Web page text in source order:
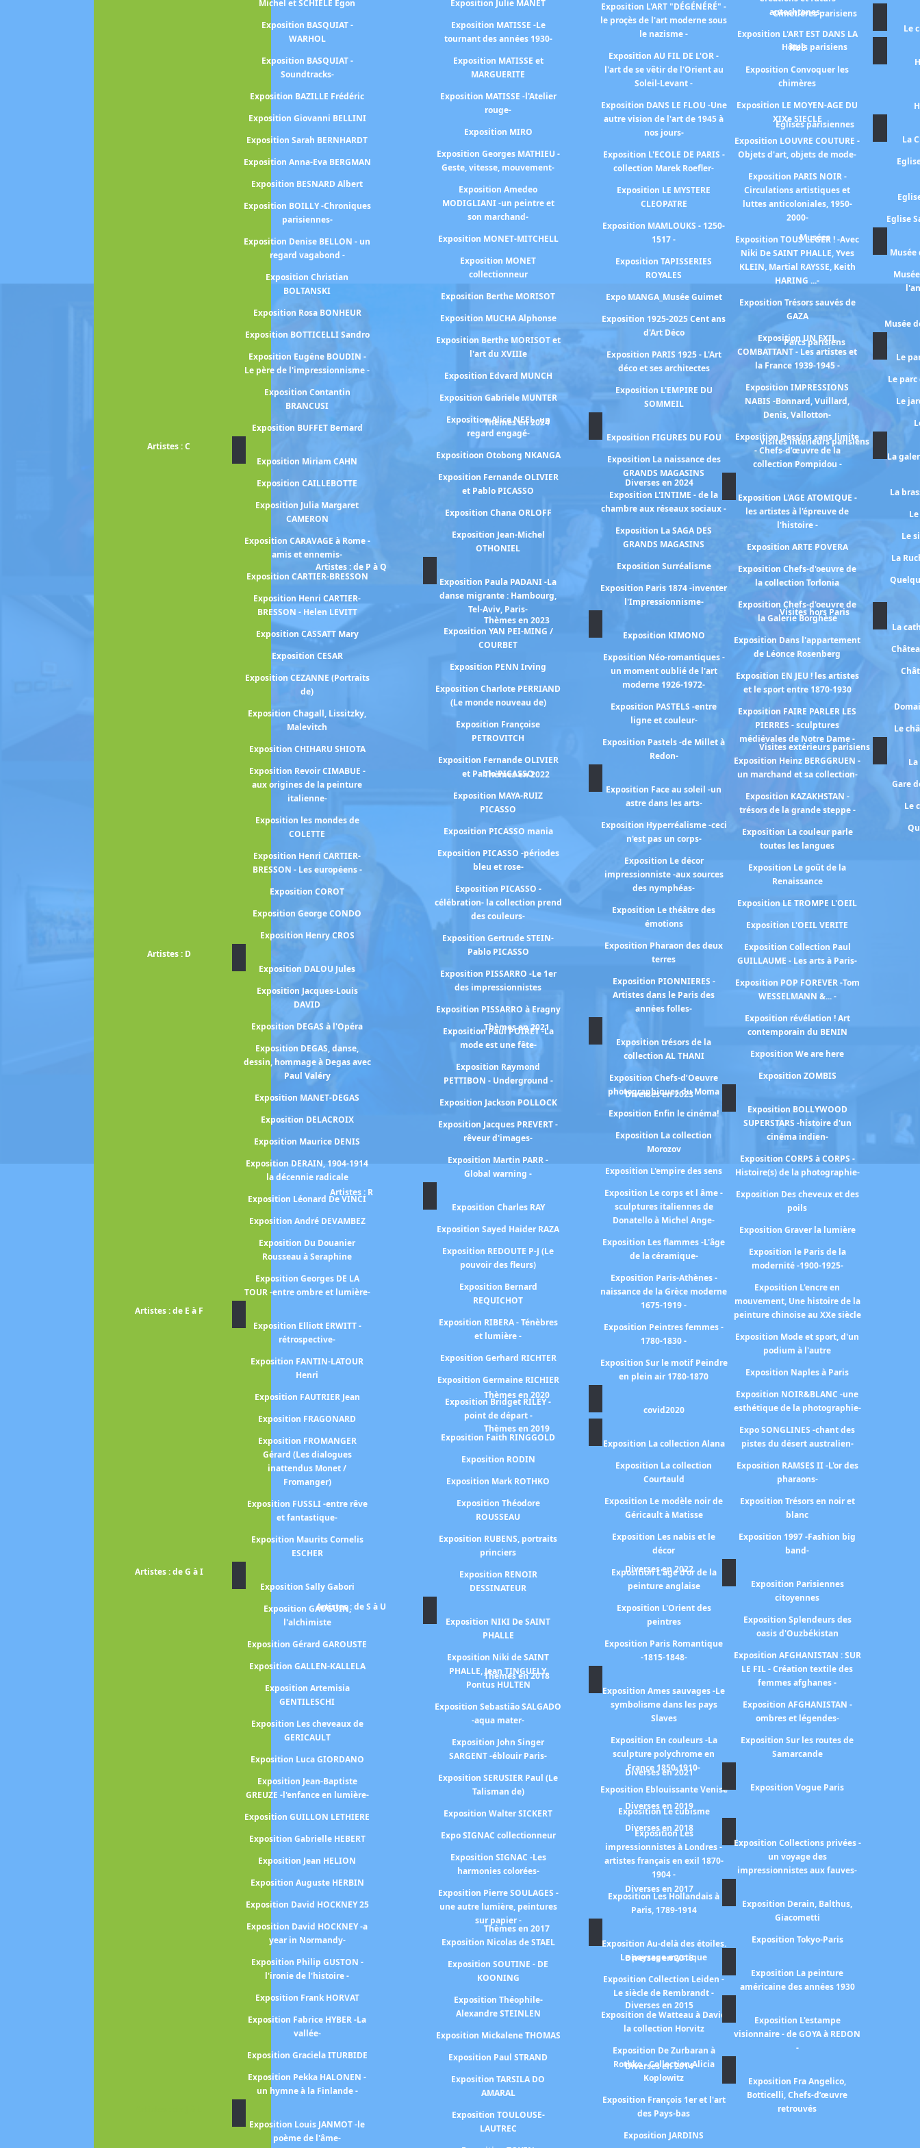
Michel et SCHIELE Egon
Exposition BASQUIAT -
WARHOL
Exposition BASQUIAT -
Soundtracks-
Exposition BAZILLE Frédéric
Exposition Giovanni BELLINI
Exposition Sarah BERNHARDT
Exposition Anna-Eva BERGMAN
Exposition BESNARD Albert
Exposition BOILLY -Chroniques
parisiennes-
Exposition Denise BELLON - un
regard vagabond -
Exposition Christian
BOLTANSKI
Exposition Rosa BONHEUR
Exposition BOTTICELLI Sandro
Exposition Eugéne BOUDIN -
Le père de l'impressionnisme -
Exposition Contantin
BRANCUSI
Exposition BUFFET Bernard
Artistes : C
Exposition Miriam CAHN
Exposition CAILLEBOTTE
Exposition Julia Margaret
CAMERON
Exposition CARAVAGE à Rome -
amis et ennemis-
Exposition CARTIER-BRESSON
Exposition Henri CARTIER-
BRESSON - Helen LEVITT
Exposition CASSATT Mary
Exposition CESAR
Exposition CEZANNE (Portraits
de)
Exposition Chagall, Lissitzky,
Malevitch
Exposition CHIHARU SHIOTA
Exposition Revoir CIMABUE -
aux origines de la peinture
italienne-
Exposition les mondes de
COLETTE
Exposition Henri CARTIER-
BRESSON - Les européens -
Exposition COROT
Exposition George CONDO
Exposition Henry CROS
Artistes : D
Exposition DALOU Jules
Exposition Jacques-Louis
DAVID
Exposition DEGAS à l'Opéra
Exposition DEGAS, danse,
dessin, hommage à Degas avec
Paul Valéry
Exposition MANET-DEGAS
Exposition DELACROIX
Exposition Maurice DENIS
Exposition DERAIN, 1904-1914
la décennie radicale
Exposition Léonard De VINCI
Exposition André DEVAMBEZ
Exposition Du Douanier
Rousseau à Seraphine
Exposition Georges DE LA
TOUR -entre ombre et lumière-
Artistes : de E à F
Exposition Elliott ERWITT -
rétrospective-
Exposition FANTIN-LATOUR
Henri
Exposition FAUTRIER Jean
Exposition FRAGONARD
Exposition FROMANGER
Gérard (Les dialogues
inattendus Monet /
Fromanger)
Exposition FUSSLI -entre rêve
et fantastique-
Exposition Maurits Cornelis
ESCHER
Artistes : de G à I
Exposition Sally Gabori
Exposition GAUGUIN,
l'alchimiste
Exposition Gérard GAROUSTE
Exposition GALLEN-KALLELA
Exposition Artemisia
GENTILESCHI
Exposition Les cheveaux de
GERICAULT
Exposition Luca GIORDANO
Exposition Jean-Baptiste
GREUZE -l'enfance en lumière-
Exposition GUILLON LETHIERE
Exposition Gabrielle HEBERT
Exposition Jean HELION
Exposition Auguste HERBIN
Exposition David HOCKNEY 25
Exposition David HOCKNEY -a
year in Normandy-
Exposition Philip GUSTON -
l'ironie de l'histoire -
Exposition Frank HORVAT
Exposition Fabrice HYBER -La
vallée-
Exposition Graciela ITURBIDE
Exposition Pekka HALONEN -
un hymne à la Finlande -
Exposition Louis JANMOT -le
poème de l'âme-
Exposition Julie MANET
Exposition MATISSE -Le
tournant des années 1930-
Exposition MATISSE et
MARGUERITE
Exposition MATISSE -l'Atelier
rouge-
Exposition MIRO
Exposition Georges MATHIEU -
Geste, vitesse, mouvement-
Exposition Amedeo
MODIGLIANI -un peintre et
son marchand-
Exposition MONET-MITCHELL
Exposition MONET
collectionneur
Exposition Berthe MORISOT
Exposition MUCHA Alphonse
Exposition Berthe MORISOT et
l'art du XVIIIe
Exposition Edvard MUNCH
Exposition Gabriele MUNTER
Exposition Alice NEEL -un
regard engagé-
Expositioon Otobong NKANGA
Exposition Fernande OLIVIER
et Pablo PICASSO
Exposition Chana ORLOFF
Exposition Jean-Michel
OTHONIEL
Artistes : de P à Q
Exposition Paula PADANI -La
danse migrante : Hambourg,
Tel-Aviv, Paris-
Exposition YAN PEI-MING /
COURBET
Exposition PENN Irving
Exposition Charlote PERRIAND
(Le monde nouveau de)
Exposition Françoise
PETROVITCH
Exposition Fernande OLIVIER
et Pablo PICASSO
Exposition MAYA-RUIZ
PICASSO
Exposition PICASSO mania
Exposition PICASSO -périodes
bleu et rose-
Exposition PICASSO -
célébration- la collection prend
des couleurs-
Exposition Gertrude STEIN-
Pablo PICASSO
Exposition PISSARRO -Le 1er
des impressionnistes
Exposition PISSARRO à Eragny
Exposition Paul POIRET -La
mode est une fête-
Exposition Raymond
PETTIBON - Underground -
Exposition Jackson POLLOCK
Exposition Jacques PREVERT -
rêveur d'images-
Exposition Martin PARR -
Global warning -
Artistes : R
Exposition Charles RAY
Exposition Sayed Haider RAZA
Exposition REDOUTE P-J (Le
pouvoir des fleurs)
Exposition Bernard
REQUICHOT
Exposition RIBERA - Ténèbres
et lumière -
Exposition Gerhard RICHTER
Exposition Germaine RICHIER
Exposition Bridget RILEY -
point de départ -
Exposition Faith RINGGOLD
Exposition RODIN
Exposition Mark ROTHKO
Exposition Théodore
ROUSSEAU
Exposition RUBENS, portraits
princiers
Exposition RENOIR
DESSINATEUR
Artistes : de S à U
Exposition NIKI De SAINT
PHALLE
Exposition Niki de SAINT
PHALLE, Jean TINGUELY,
Pontus HULTEN
Exposition Sebastião SALGADO
-aqua mater-
Exposition John Singer
SARGENT -éblouir Paris-
Exposition SERUSIER Paul (Le
Talisman de)
Exposition Walter SICKERT
Expo SIGNAC collectionneur
Exposition SIGNAC -Les
harmonies colorées-
Exposition Pierre SOULAGES -
une autre lumière, peintures
sur papier -
Exposition Nicolas de STAEL
Exposition SOUTINE - DE
KOONING
Exposition Théophile-
Alexandre STEINLEN
Exposition Mickalene THOMAS
Exposition Paul STRAND
Exposition TARSILA DO
AMARAL
Exposition TOULOUSE-
LAUTREC
Exposition L'ART "DÉGÉNÉRÉ" -
le proçès de l'art moderne sous
le nazisme -
Exposition AU FIL DE L'OR -
l'art de se vêtir de l'Orient au
Soleil-Levant -
Exposition DANS LE FLOU -Une
autre vision de l'art de 1945 à
nos jours-
Exposition L'ECOLE DE PARIS -
collection Marek Roefler-
Exposition LE MYSTERE
CLEOPATRE
Exposition MAMLOUKS - 1250-
1517 -
Exposition TAPISSERIES
ROYALES
Expo MANGA_Musée Guimet
Exposition 1925-2025 Cent ans
d'Art Déco
Exposition PARIS 1925 - L'Art
déco et ses architectes
Exposition L'EMPIRE DU
SOMMEIL
Thèmes en 2024
Exposition FIGURES DU FOU
Exposition La naissance des
GRANDS MAGASINS
Exposition L'INTIME - de la
chambre aux réseaux sociaux -
Exposition La SAGA DES
GRANDS MAGASINS
Exposition Surréalisme
Exposition Paris 1874 -inventer
l'Impressionnisme-
Thèmes en 2023
Exposition KIMONO
Exposition Néo-romantiques -
un moment oublié de l'art
moderne 1926-1972-
Exposition PASTELS -entre
ligne et couleur-
Exposition Pastels -de Millet à
Redon-
Thèmes en 2022
Exposition Face au soleil -un
astre dans les arts-
Exposition Hyperréalisme -ceci
n'est pas un corps-
Exposition Le décor
impressionniste -aux sources
des nymphéas-
Exposition Le théâtre des
émotions
Exposition Pharaon des deux
terres
Exposition PIONNIERES -
Artistes dans le Paris des
années folles-
Thèmes en 2021
Exposition trésors de la
collection AL THANI
Exposition Chefs-d’Oeuvre
photographiques du Moma
Exposition Enfin le cinéma!
Exposition La collection
Morozov
Exposition L'empire des sens
Exposition Le corps et l âme -
sculptures italiennes de
Donatello à Michel Ange-
Exposition Les flammes -L'âge
de la céramique-
Exposition Paris-Athènes -
naissance de la Grèce moderne
1675-1919 -
Exposition Peintres femmes -
1780-1830 -
Exposition Sur le motif Peindre
en plein air 1780-1870
Thèmes en 2020
covid2020
Thèmes en 2019
Exposition La collection Alana
Exposition La collection
Courtauld
Exposition Le modèle noir de
Géricault à Matisse
Exposition Les nabis et le
décor
Exposition L'age d'or de la
peinture anglaise
Exposition L'Orient des
peintres
Exposition Paris Romantique
-1815-1848-
Thèmes en 2018
Exposition Ames sauvages -Le
symbolisme dans les pays
Slaves
Exposition En couleurs -La
sculpture polychrome en
France 1850-1910-
Exposition Eblouissante Venise
Exposition Le cubisme
Exposition Les
impressionnistes à Londres -
artistes français en exil 1870-
1904 -
Exposition Les Hollandais à
Paris, 1789-1914
Thèmes en 2017
Exposition Au-delà des étoiles.
Le paysage mystique
Exposition Collection Leiden -
Le siècle de Rembrandt -
Exposition de Watteau à David
la collection Horvitz
Exposition De Zurbaran à
Rothko - Collection Alicia
Koplowitz
Exposition François 1er et l'art
des Pays-bas
Exposition JARDINS
autochtones -
Exposition L'ART EST DANS LA
RUE
Exposition Convoquer les
chimères
Exposition LE MOYEN-AGE DU
XIXe SIECLE
Exposition LOUVRE COUTURE -
Objets d'art, objets de mode-
Exposition PARIS NOIR -
Circulations artistiques et
luttes anticoloniales, 1950-
2000-
Exposition TOUS LEGER ! -Avec
Niki De SAINT PHALLE, Yves
KLEIN, Martial RAYSSE, Keith
HARING ...-
Exposition Trésors sauvés de
GAZA
Exposition UN EXIL
COMBATTANT - Les artistes et
la France 1939-1945 -
Exposition IMPRESSIONS
NABIS -Bonnard, Vuillard,
Denis, Vallotton-
Exposition Dessins sans limite
- Chefs-d’œuvre de la
collection Pompidou -
Diverses en 2024
Exposition L'AGE ATOMIQUE -
les artistes à l'épreuve de
l'histoire -
Exposition ARTE POVERA
Exposition Chefs-d'oeuvre de
la collection Torlonia
Exposition Chefs-d'oeuvre de
la Galerie Borghèse
Exposition Dans l'appartement
de Léonce Rosenberg
Exposition EN JEU ! les artistes
et le sport entre 1870-1930
Exposition FAIRE PARLER LES
PIERRES - sculptures
médiévales de Notre Dame -
Exposition Heinz BERGGRUEN -
un marchand et sa collection-
Exposition KAZAKHSTAN -
trésors de la grande steppe -
Exposition La couleur parle
toutes les langues
Exposition Le goût de la
Renaissance
Exposition LE TROMPE L'OEIL
Exposition L'OEIL VERITE
Exposition Collection Paul
GUILLAUME - Les arts à Paris-
Exposition POP FOREVER -Tom
WESSELMANN &... -
Exposition révélation ! Art
contemporain du BENIN
Exposition We are here
Exposition ZOMBIS
Diverses en 2023
Exposition BOLLYWOOD
SUPERSTARS -histoire d'un
cinéma indien-
Exposition CORPS à CORPS -
Histoire(s) de la photographie-
Exposition Des cheveux et des
poils
Exposition Graver la lumière
Exposition le Paris de la
modernité -1900-1925-
Exposition L'encre en
mouvement, Une histoire de la
peinture chinoise au XXe siècle
Exposition Mode et sport, d'un
podium à l'autre
Exposition Naples à Paris
Exposition NOIR&BLANC -une
esthétique de la photographie-
Expo SONGLINES -chant des
pistes du désert australien-
Exposition RAMSES II -L'or des
pharaons-
Exposition Trésors en noir et
blanc
Exposition 1997 -Fashion big
band-
Diverses en 2022
Exposition Parisiennes
citoyennes
Exposition Splendeurs des
oasis d'Ouzbékistan
Exposition AFGHANISTAN : SUR
LE FIL - Création textile des
femmes afghanes -
Exposition AFGHANISTAN -
ombres et légendes-
Exposition Sur les routes de
Samarcande
Diverses en 2021
Exposition Vogue Paris
Diverses en 2019
Diverses en 2018
Exposition Collections privées -
un voyage des
impressionnistes aux fauves-
Diverses en 2017
Exposition Derain, Balthus,
Giacometti
Exposition Tokyo-Paris
Diverses en 2016
Exposition La peinture
américaine des années 1930
Diverses en 2015
Exposition L'estampe
visionnaire - de GOYA à REDON
-
Diverses en 2014
Exposition Fra Angelico,
Botticelli, Chefs-d’œuvre
retrouvés
Cimetières parisiens
Le
Hôtels parisiens
Eglises parisiennes
La
Eglise
Musées
Musée
Musée
Parcs parisiens
Le
Le
Le
Visites intérieurs parisiens
La
La
Le
La
Visites hors Paris
La
Le
Visites extérieurs parisiens
Gare
Le